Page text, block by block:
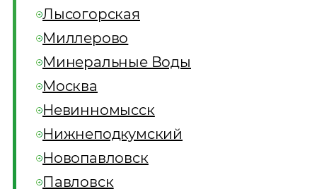
Лысогорская
Миллерово
Минеральные Воды
Москва
Невинномысск
Нижнеподкумский
Новопавловск
Павловск